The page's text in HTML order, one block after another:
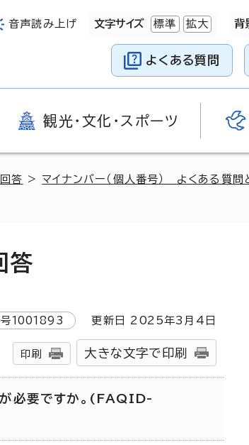
音声読み上げ 文字サイズ 標準 拡大 背
よくある質問
観光・文化・スポーツ
答 > マイナンバー（個人番号） よくある質問
答
1001893 更新日 2025年3月4日
印刷 大きな文字で印刷
が必要ですか。(FAQID-